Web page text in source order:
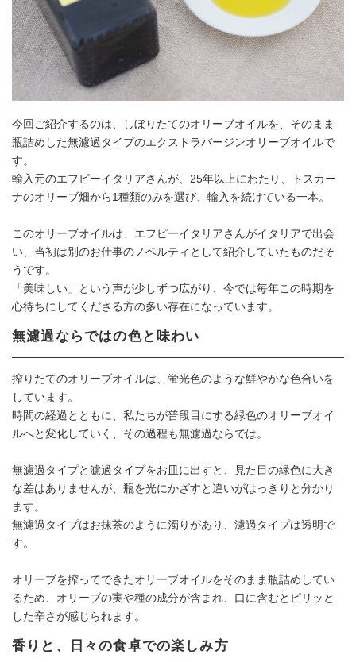
今回ご紹介するのは、しぼりたてのオリーブオイルを、そのまま
瓶詰めした無濾過タイプのエクストラバージンオリーブオイルで
す。
輸入元のエフピーイタリアさんが、25年以上にわたり、トスカー
ナのオリーブ畑から1種類のみを選び、輸入を続けている一本。
このオリーブオイルは、エフピーイタリアさんがイタリアで出会
い、当初は別のお仕事のノベルティとして紹介していたものだそ
うです。
「美味しい」という声が少しずつ広がり、今では毎年この時期を
心待ちにしてくださる方の多い存在になっています。
無濾過ならではの色と味わい
搾りたてのオリーブオイルは、蛍光色のような鮮やかな色合いを
しています。
時間の経過とともに、私たちが普段目にする緑色のオリーブオイ
ルへと変化していく、その過程も無濾過ならでは。
無濾過タイプと濾過タイプをお皿に出すと、見た目の緑色に大き
な差はありませんが、瓶を光にかざすと違いがはっきりと分かり
ます。
無濾過タイプはお抹茶のように濁りがあり、濾過タイプは透明で
す。
オリーブを搾ってできたオリーブオイルをそのまま瓶詰めしてい
るため、オリーブの実や種の成分が含まれ、口に含むとピリッと
した辛さが感じられます。
香りと、日々の食卓での楽しみ方